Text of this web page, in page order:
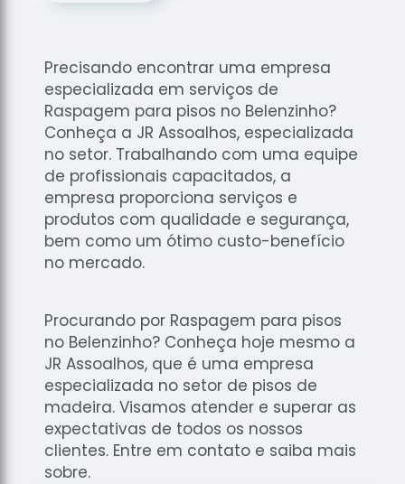
Assoalhos
Raspagem
de Tacos
Madeiras
Raspagens
de Pisos
Tacos de
Madeiras
Precisando encontrar uma empresa
especializada em serviços de
Raspagem para pisos no Belenzinho?
Conheça a JR Assoalhos, especializada
no setor. Trabalhando com uma equipe
de profissionais capacitados, a
empresa proporciona serviços e
produtos com qualidade e segurança,
bem como um ótimo custo-benefício
no mercado.
Procurando por Raspagem para pisos
no Belenzinho? Conheça hoje mesmo a
JR Assoalhos, que é uma empresa
especializada no setor de pisos de
madeira. Visamos atender e superar as
expectativas de todos os nossos
clientes. Entre em contato e saiba mais
sobre.